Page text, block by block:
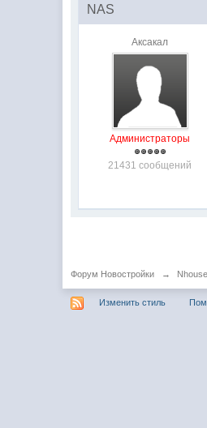
NAS
Аксакал
Администраторы
21431 сообщений
Форум Новостройки → Nhouse
Изменить стиль